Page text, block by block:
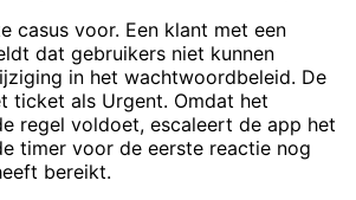
casus voor. Een klant met een
dat gebruikers niet kunnen
in het wachtwoordbeleid. De
ticket als Urgent. Omdat het
regel voldoet, escaleert de app het
timer voor de eerste reactie nog
bereikt.